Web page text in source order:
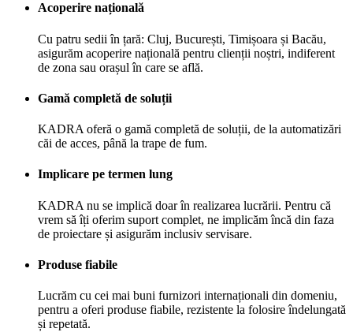
Acoperire națională
Cu patru sedii în țară: Cluj, București, Timișoara și Bacău,
asigurăm acoperire națională pentru clienții noștri, indiferent
de zona sau orașul în care se află.
Gamă completă de soluții
KADRA oferă o gamă completă de soluții, de la automatizări
căi de acces, până la trape de fum.
Implicare pe termen lung
KADRA nu se implică doar în realizarea lucrării. Pentru că
vrem să îți oferim suport complet, ne implicăm încă din faza
de proiectare și asigurăm inclusiv servisare.
Produse fiabile
Lucrăm cu cei mai buni furnizori internaționali din domeniu,
pentru a oferi produse fiabile, rezistente la folosire îndelungată
și repetată.